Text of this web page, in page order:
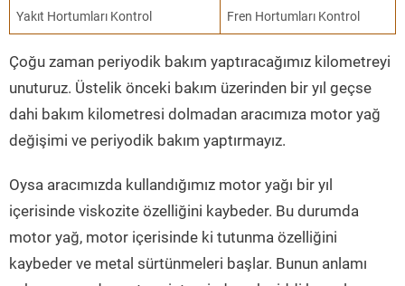
Yakıt Hortumları Kontrol Fren Hortumları Kontrol
Çoğu zaman periyodik bakım yaptıracağımız kilometreyi
unuturuz. Üstelik önceki bakım üzerinden bir yıl geçse
dahi bakım kilometresi dolmadan aracımıza motor yağ
değişimi ve periyodik bakım yaptırmayız.
Oysa aracımızda kullandığımız motor yağı bir yıl
içerisinde viskozite özelliğini kaybeder. Bu durumda
motor yağ, motor içerisinde ki tutunma özelliğini
kaybeder ve metal sürtünmeleri başlar. Bunun anlamı